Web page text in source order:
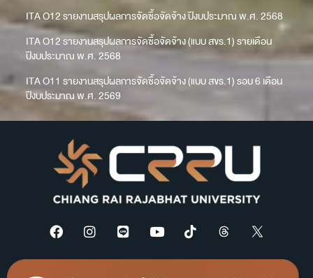
ITA O12 รายงานสรุปผลการจัดซื้อจัดจ้าง ปีงบประมาณ พ.ศ. 2568
ITA O12 รายงานสรุปผลการจัดซื้อจัดจ้าง (แบบ สขร.1) รายเดือน
ปีงบประมาณ พ.ศ. 2568
ITA O11 รายงานสรุปผลการจัดซื้อจัดจ้าง (แบบ สขร.1) รอบ 6 เดือน
ปีงบประมาณ พ.ศ. 2569